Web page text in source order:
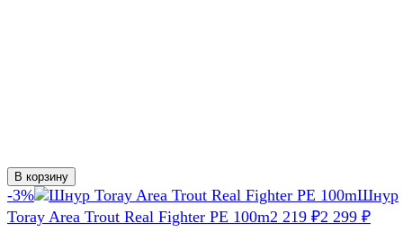
В корзину
-3%
Шнур
Toray Area Trout Real Fighter PE 100m2 219 ₽2 299 ₽